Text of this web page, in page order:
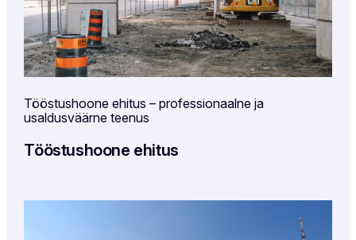
Tööstushoone ehitus – professionaalne ja
usaldusväärne teenus
Tööstushoone ehitus